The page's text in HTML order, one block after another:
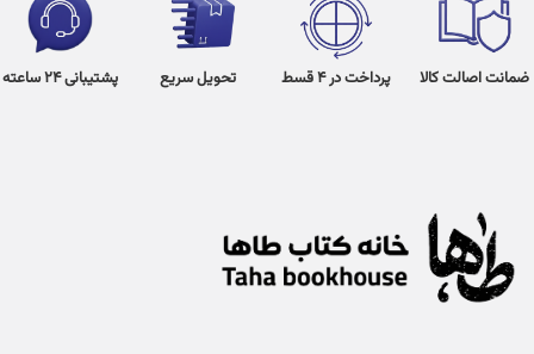
ضمانت اصالت کالا پرداخت در 4 قسط تحویل سریع پشتیبانی 24 ساعته